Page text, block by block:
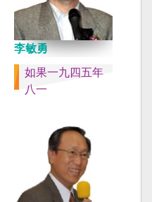
李敏勇
如果一九四五年
八一